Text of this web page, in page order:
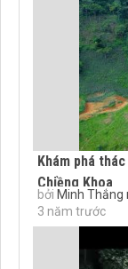
Khám phá
Chiềng Khoa
bởi Minh
3 năm trước